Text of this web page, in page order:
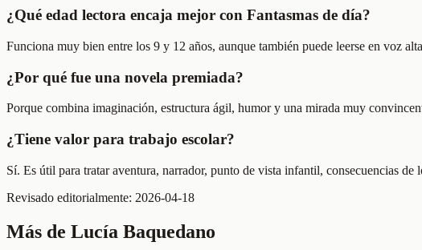
¿Qué edad lectora encaja mejor con Fantasmas de día?
Funciona muy bien entre los 9 y 12 años, aunque también puede leerse en voz
¿Por qué fue una novela premiada?
Porque combina imaginación, estructura ágil, humor y una mirada muy
¿Tiene valor para trabajo escolar?
Sí. Es útil para tratar aventura, narrador, punto de vista infantil, consecuencias
Revisado editorialmente: 2026-04-18
Más de Lucía Baquedano